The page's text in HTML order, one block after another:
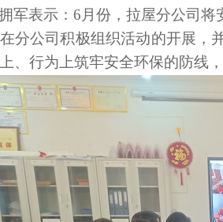
军表示：6月份，拉屋分公司
分公司积极组织活动的开展，
、行为上筑牢安全环保的防线